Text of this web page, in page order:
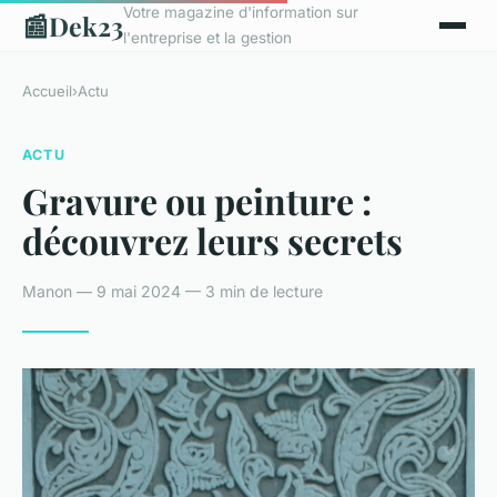
📰Dek23Votre magazine d'information sur
l'entreprise et la gestion
Accueil›Actu
ACTU
Gravure ou peinture :
découvrez leurs secrets
Manon — 9 mai 2024 — 3 min de lecture